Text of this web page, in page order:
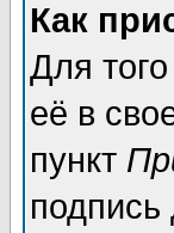
Как
Для
её в
пункт